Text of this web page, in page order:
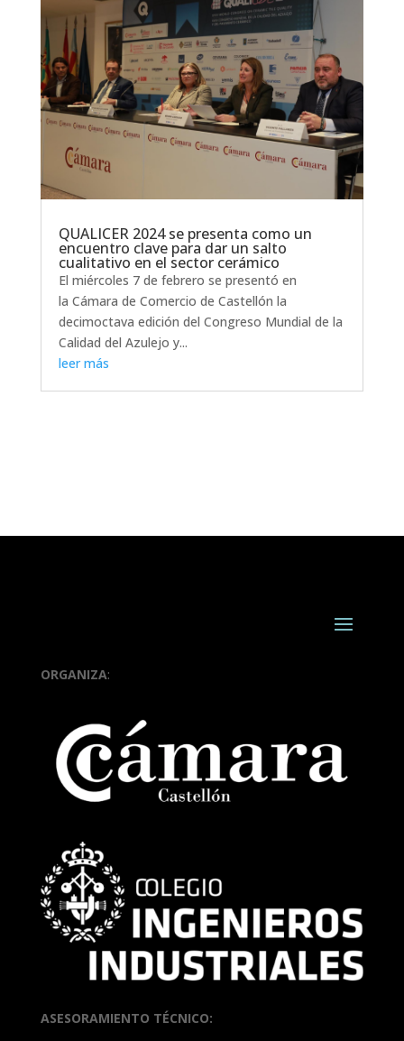
QUALICER 2024 se presenta como un
encuentro clave para dar un salto
cualitativo en el sector cerámico
El miércoles 7 de febrero se presentó en
la Cámara de Comercio de Castellón la
decimoctava edición del Congreso Mundial de la
Calidad del Azulejo y...
leer más
ORGANIZA:
ASESORAMIENTO TÉCNICO: